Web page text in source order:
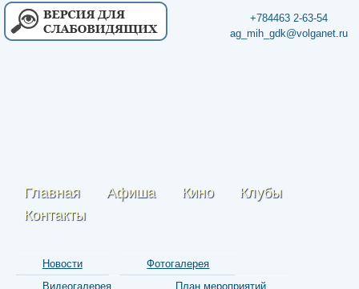
+784463 2-63-54
ag_mih_gdk@volganet.ru
Главная Афиша Кино
Клубы
Контакты
Новости
Фотогалерея
Видеогалерея
План мероприятий